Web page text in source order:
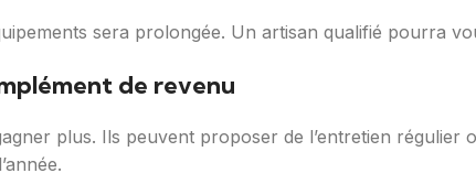
sera prolongée. Un artisan qualifié pourra
de revenu
plus. Ils peuvent proposer de l’entretien régulier